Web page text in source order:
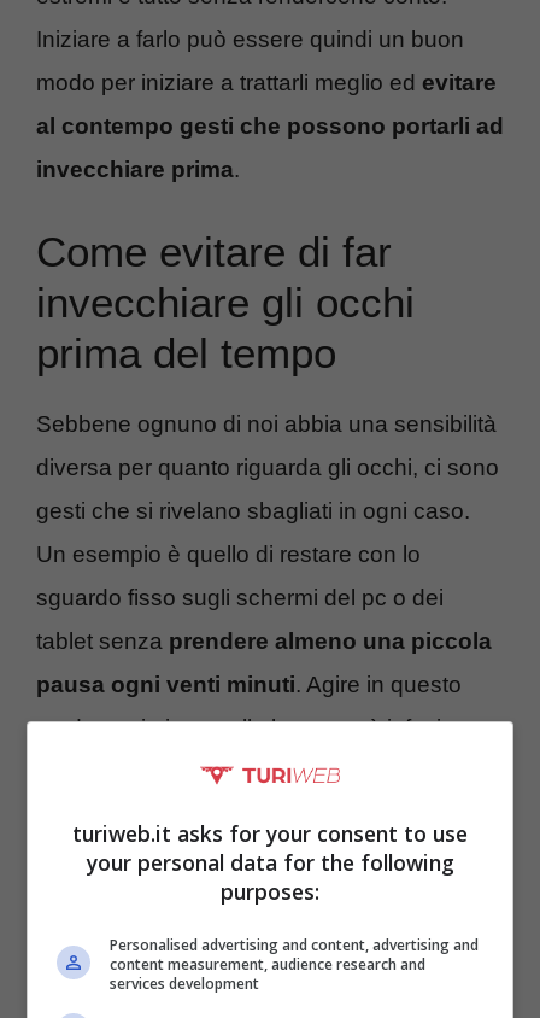
Iniziare a farlo può essere quindi un buon
modo per iniziare a trattarli meglio ed evitare
al contempo gesti che possono portarli ad
invecchiare prima.
Come evitare di far
invecchiare gli occhi
prima del tempo
Sebbene ognuno di noi abbia una sensibilità
diversa per quanto riguarda gli occhi, ci sono
gesti che si rivelano sbagliati in ogni caso.
Un esempio è quello di restare con lo
sguardo fisso sugli schermi del pc o dei
tablet senza prendere almeno una piccola
pausa ogni venti minuti. Agire in questo
modo ogni giorno, alla lunga, può infatti
danneggiare la vista. Anche esporre
sbagliato.
turiweb.it asks for your consent to use
your personal data for the following
purposes:
Personalised advertising and content, advertising and
content measurement, audience research and
services development